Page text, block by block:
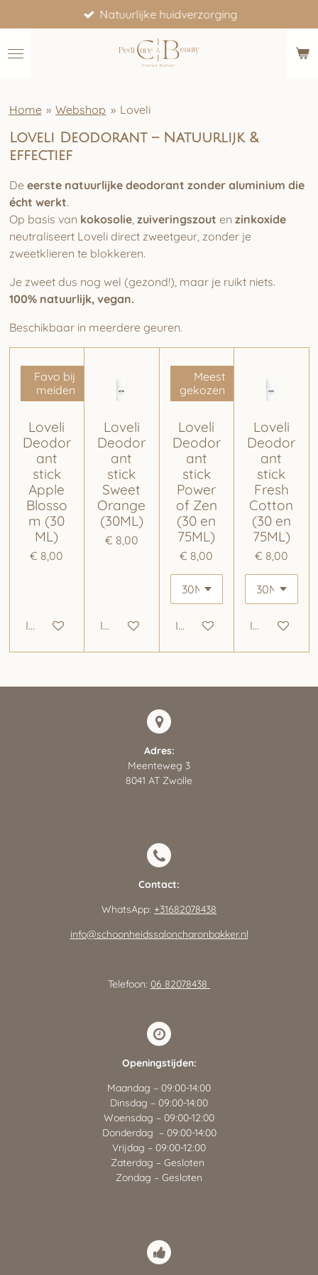
direct
naar
Natuurlijke huidverzorging
Home » Webshop » Loveli
Loveli Deodorant – Natuurlijk &
effectief
De eerste natuurlijke deodorant zonder aluminium die
écht werkt.
Op basis van kokosolie, zuiveringszout en zinkoxide
neutraliseert Loveli direct zweetgeur, zonder je
zweetklieren te blokkeren.
Je zweet dus nog wel (gezond!), maar je ruikt niets.
100% natuurlijk, vegan.
Beschikbaar in meerdere geuren.
Favo bij
meiden
Loveli
Deodor
ant
stick
Apple
Blosso
m (30
ML)
€ 8,00
In winkelwagen
Loveli
Deodor
ant
stick
Sweet
Orange
(30ML)
€ 8,00
In winkelwagen
Meest
gekozen
Loveli
Deodor
ant
stick
Power
of Zen
(30 en
75ML)
€ 8,00
In winkelwagen
Loveli
Deodor
ant
stick
Fresh
Cotton
(30 en
75ML)
€ 8,00
In
Adres:
Meenteweg 3
8041 AT Zwolle
Contact:
WhatsApp: +31682078438
info@schoonheidssaloncharonbakker.nl
Telefoon: 06 82078438
Openingstijden:
Maandag – 09:00-14:00
Dinsdag – 09:00-14:00
Woensdag – 09:00-12:00
Donderdag – 09:00-14:00
Vrijdag – 09:00-12:00
Zaterdag – Gesloten
Zondag – Gesloten